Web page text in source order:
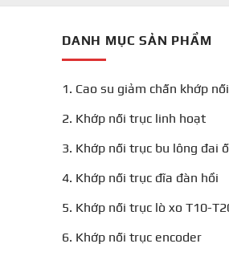
DANH MỤC SẢN PHẨM
1. Cao su giảm chấn khớp nối
2. Khớp nối trục linh hoạt
3. Khớp nối trục bu lông đai
4. Khớp nối trục đĩa đàn hồi
5. Khớp nối trục lò xo T10-
6. Khớp nối trục encoder